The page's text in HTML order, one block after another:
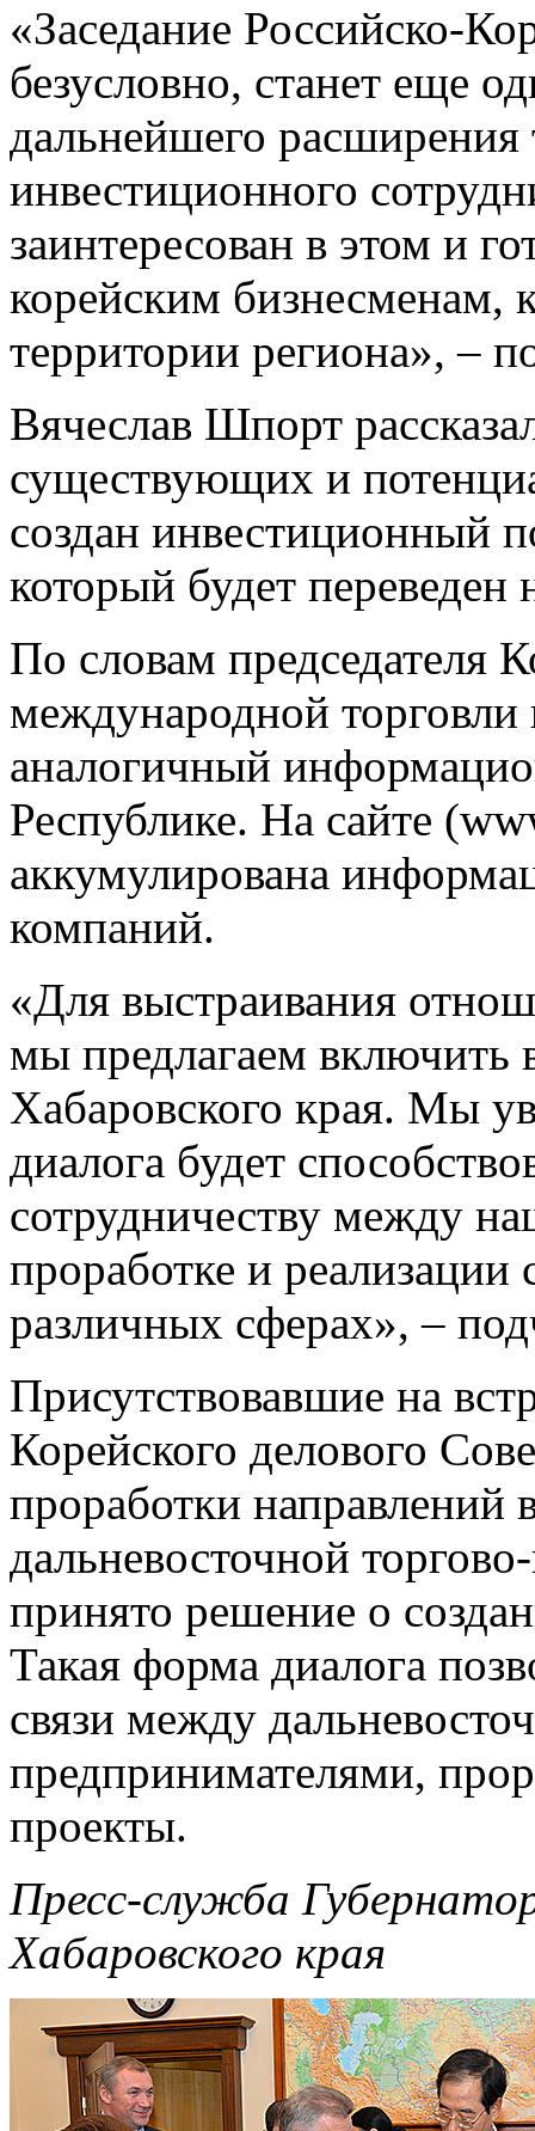
«Заседание Российско-
безусловно, станет еще
дальнейшего расширения
инвестиционного
заинтересован в этом и
корейским бизнесменам,
территории региона», –
Вячеслав Шпорт
существующих и
создан инвестиционный
который будет переведен
По словам председателя
международной
аналогичный
Республике. На сайте
аккумулирована
компаний.
«Для выстраивания
мы предлагаем включить
Хабаровского края. Мы
диалога будет
сотрудничеству между
проработке и реализации
различных сферах», –
Присутствовавшие на
Корейского делового
проработки направлений
дальневосточной
принято решение о
Такая форма диалога
связи между
предпринимателями,
проекты.
Пресс-служба
Хабаровского края